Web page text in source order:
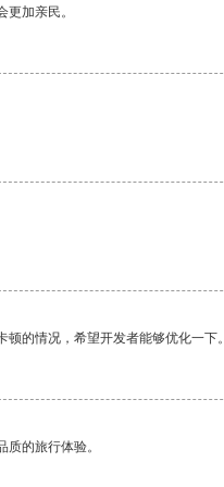
加亲民。
的情况，希望开发者能够优化一下。
的旅行体验。